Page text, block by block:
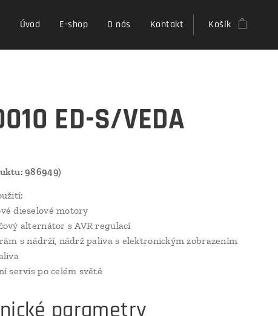
Úvod E-shop O nás Kontakt Košík
ED-S/VEDA
986949)
dieselové motory
alternátor s AVR regulací
s nádrží, nádrž paliva s elektronickým zobrazením
servis po celém světě
parametry